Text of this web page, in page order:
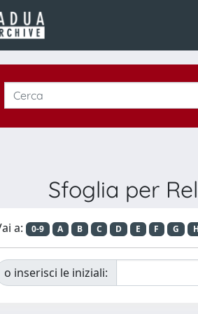
Sfoglia per
a: 0-9 A B C D E F G H
o inserisci le iniziali: